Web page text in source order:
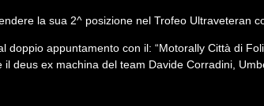
la sua 2^ posizione nel Trofeo Ultraveteran
appuntamento con il: “Motorally Città di
deus ex machina del team Davide Corradini,